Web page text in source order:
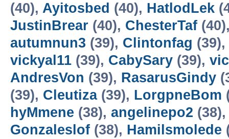
(40), Ayitosbed (40), HatlodLek
JustinBrear (40), ChesterTaf
autumnun3 (39), Clintonfag (39),
vickyal11 (39), CabySary (39),
AndresVon (39), RasarusGindy
(39), Cleutiza(39), LorgpneBom
hyMmene (38), angelinepo2
Gonzaleslof (38), Hamilsmolede